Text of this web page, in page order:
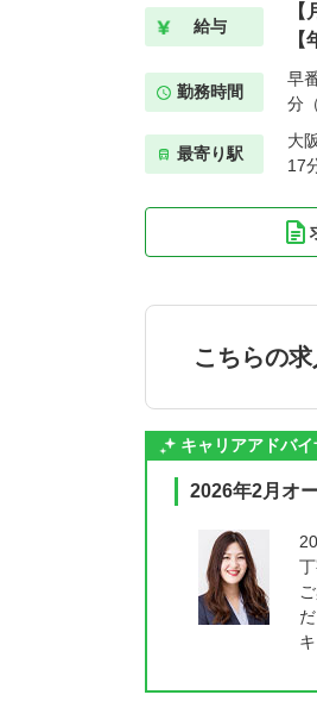
給与
勤務時間
早
分
最寄り駅
大
17
こちらの
キャリアアドバ
2026年2月オ